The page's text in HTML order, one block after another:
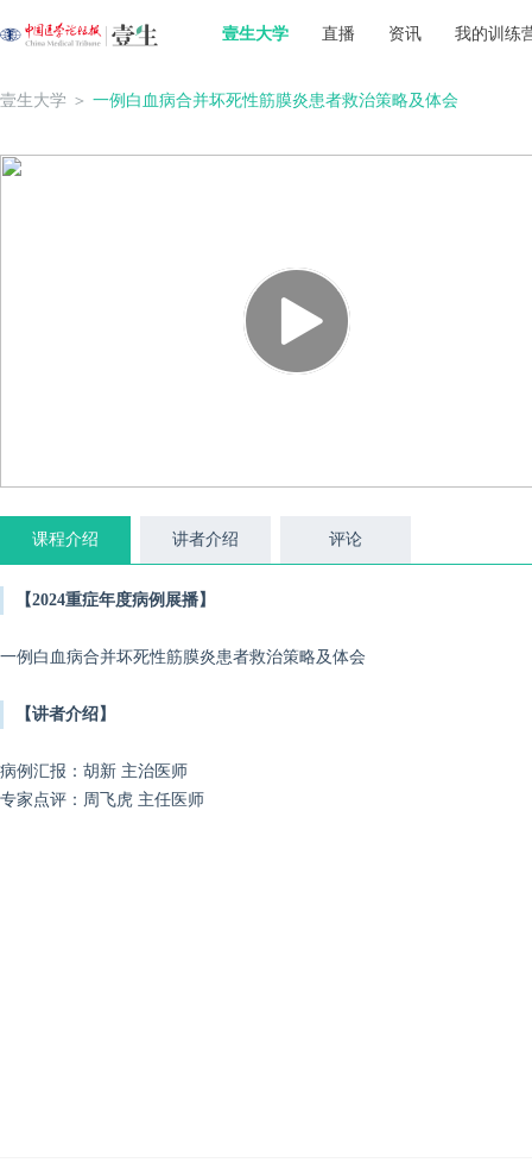
壹生大学 直播 资讯 我的训练
壹生大学 ＞ 一例白血病合并坏死性筋膜炎患者救治策略及体会
课程介绍 讲者介绍 评论
【2024重症年度病例展播】
一例白血病合并坏死性筋膜炎患者救治策略及体会
【讲者介绍】
病例汇报：胡新 主治医师
专家点评：周飞虎 主任医师